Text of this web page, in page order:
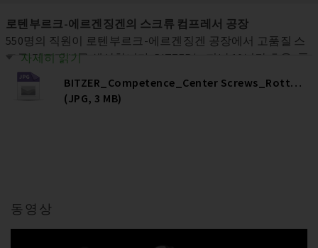
로텐부르크-에르겐징겐의 스크류 컴프레서 공장
550명의 직원이 로텐부르크-에르겐징겐 공장에서 고품질 스
크루 컴프레서를 생산합니다. BITZER는 지난 10년간 효율, 품
질 및 용량 증대를 위해 이 공장에 8천만 유로 이상을 투자했
으며, 궁극적으로는 탄탄한 일자리를 제공하는 결과를 낳았습
자세히 읽기
BITZER_Competence_Center Screws_Rottenburg
(JPG, 3 MB)
동영상